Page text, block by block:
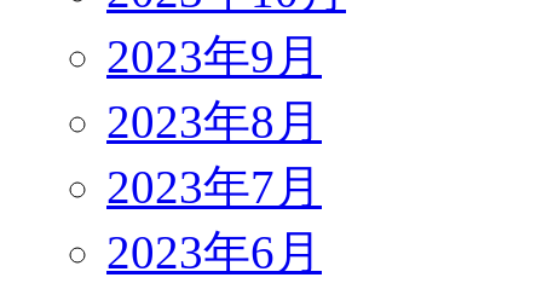
2023年9月
2023年8月
2023年7月
2023年6月